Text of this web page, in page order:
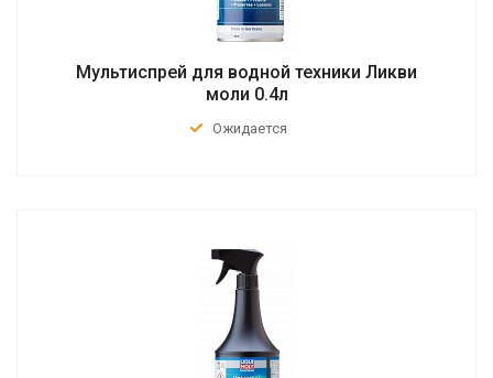
Мультиспрей для водной техники Ликви
моли 0.4л
Ожидается